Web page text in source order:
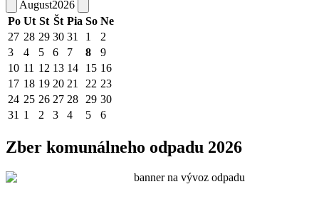
August2026
Po Ut St Št Pia So Ne
27 28 29 30 31 1
2
3
4 5 6 7 8
9
10 11 12 13 14 15 16
17 18 19 20 21 22 23
24 25 26 27 28 29 30
31 1 2 3 4 5 6
Zber komunálneho odpadu 2026